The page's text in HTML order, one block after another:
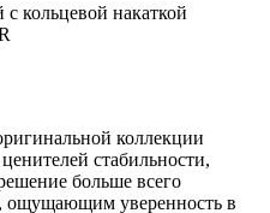
кольцевой накаткой
коллекции
стабильности,
больше всего
ощущающим уверенность в